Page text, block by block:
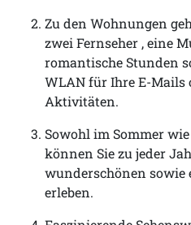
Zu den Wohnungen
zwei Fernseher , eine
romantische Stunden
WLAN für Ihre E-Mails
Aktivitäten.
Sowohl im Sommer
können Sie zu jeder
wunderschönen sowie
erleben.